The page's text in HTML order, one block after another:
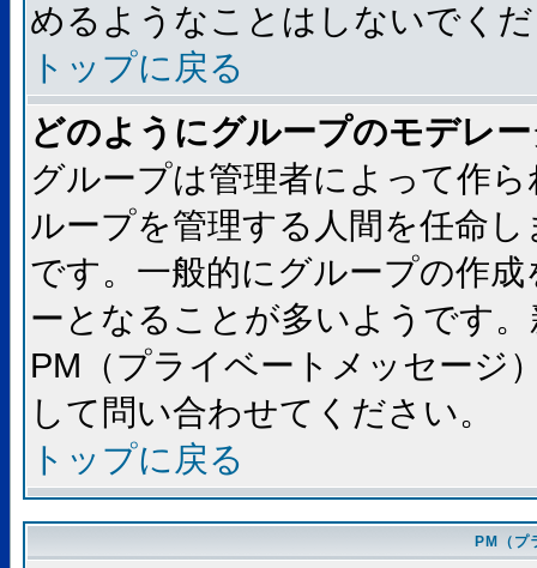
めるようなことはしないでく
トップに戻る
どのようにグループのモデレ
グループは管理者によって作
ループを管理する人間を任命
です。一般的にグループの作
ーとなることが多いようです
PM（プライベートメッセージ
して問い合わせてください。
トップに戻る
PM（プ